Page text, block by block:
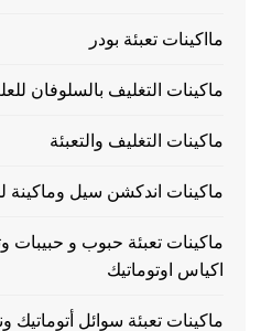
مااكينات تعبئة بودر
ماكينات التغليف بالسلوفان للعلب
ماكينات التغليف والتعبئة
ماكينات اندكشن سيل وماكينة
ماكينات تعبئة حبوب و حبيبات
اكياس اوتوماتيك
ماكينات تعبئة سوائل أتوماتيك